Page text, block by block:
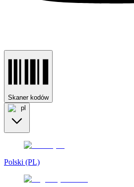
Skaner kodów
pl
Polski (PL)